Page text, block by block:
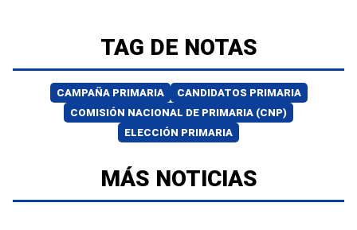
TAG DE NOTAS
CAMPAÑA PRIMARIA
CANDIDATOS PRIMARIA
COMISIÓN NACIONAL DE PRIMARIA (CNP)
ELECCIÓN PRIMARIA
MÁS NOTICIAS